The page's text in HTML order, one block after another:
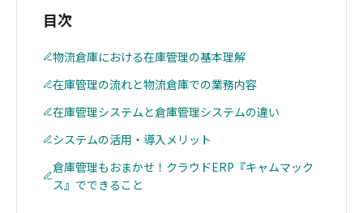
目次
物流倉庫における在庫管理の基本理解
在庫管理の流れと物流倉庫での業務内容
在庫管理システムと倉庫管理システムの違い
システムの活用・導入メリット
倉庫管理もおまかせ！クラウドERP『キャムマック
ス』でできること